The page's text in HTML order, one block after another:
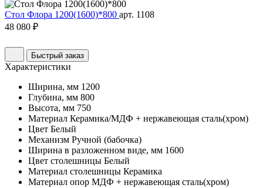
Стол Флора 1200(1600)*800 арт. 1108
48 080 ₽
Быстрый заказ
Характеристики
Ширина, мм 1200
Глубина, мм 800
Высота, мм 750
Материал Керамика/МДФ + нержавеющая сталь(хром)
Цвет Белый
Механизм Ручной (бабочка)
Ширина в разложенном виде, мм 1600
Цвет столешницы Белый
Материал столешницы Керамика
Материал опор МДФ + нержавеющая сталь(хром)